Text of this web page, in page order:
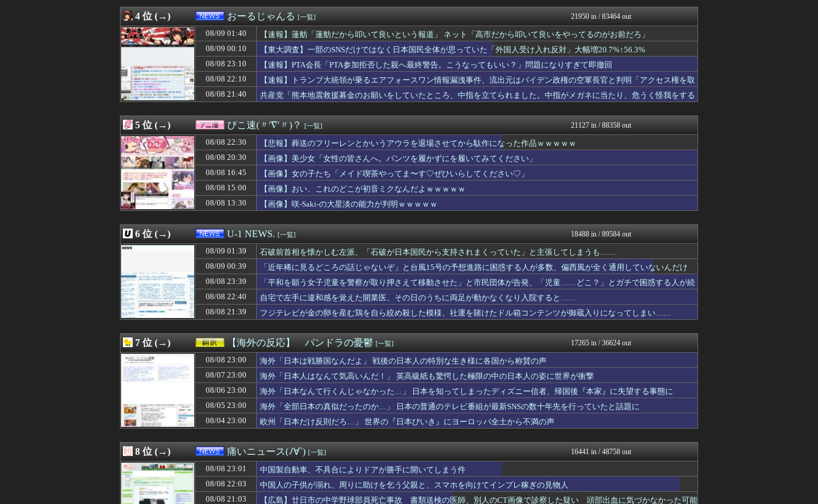
08/09 00:56
33歳の童顔ロリっ子グラドル、ドスケベDVDで限界ギリギリ露出wwwwww辰巳...
もきゅ速(*´ω`*)人(...
08/09 00:56
【朗報】天才、三井寺 眞…国際移籍はFIFA規定で出来ないから高校卒業したらド...
【サッカー まとめ】サカラ...
08/09 00:55
角栓ニュルッ、歯茎グラグラ… 「気持ち悪いネット広告」への苦情が急増 [8/...
国難にあってもの申す！！
08/09 00:50
【画像】渋谷に古き良きギャル、現るｗｗｗｗｗｗｗｗｗｗｗｗ 【Pickup08...
アルファルファモザイク＠ネ...
俺「あなたの幸せを壊してしまい申し訳ない」 間男の婚約者「私は結婚する前でした...
オーバージョイド！
08/09 00:50
【画像】感電gif特集！見てるだけでビリビリくるやつｗｗｗｗ
GOSSIP速報
08/09 00:49
【九州名物】鶏刺し食べた医師、全身麻痺へ…「死んだほうが良かったと思っていた」
働くモノニュース : 人生...
08/09 00:48
佐々木朗希が巨大グローブで見せた好フィールディングにMLBファン騒然！←「目を...
海外の反応スポーツ
08/09 00:46
広島東洋カープ、暴力団に対する声明を発表
なんJ PRIDE
08/09 00:45
【悲報】女審判さん、甲子園で盛大にやらかす
もみあげチャ～シュ～
08/09 00:45
【悲報】トリコの新作グッズ、小松の顔が別人になってしまうｗｗｗｗ
わんこーる速報！
08/09 00:42
【画像】NHK浅田春奈アナの巨乳が垂れ始めてしまう
アナ速‐女子アナ画像速報
08/09 00:40
【画像】爆乳女さん、乳を出さないと息苦しいｗｗｗwｗｗｗｗｗｗｗｗ❤
なんJミュージアム
08/09 00:39
【ホロライブ】メイドインアビスまじか、カリオペすげえな
ホロ速
08/09 00:39
派遣の新人おっさん2人組をクビにしてええんか？
08/09 00:39
「近年稀に見るどころの話じゃないぞ」と台風15号の予想進路に困惑する人が多数、...
08/09 00:36
『グロウアップショウ ～ひまわりのサーカス団～』6話感想 本当のサーカスとは…
ああ言えばForYou
08/09 00:35
中居正広、熊本に多額の寄付していた。知人「誰にも知られなくてもいい、と公表して...
08/09 00:35
「FF10の名シーン」←思い浮かべたもの
08/09 00:34
【悲報】逃げ上手の若君、2期放映中なのに全く話題にならない
おたくみくす 声優まとめ
08/09 00:34
美味しいプロテインって結局どれなの？
筋肉速報
【ｼｺ画像】エ口いパンツを履いたOLさん、露出してフェロモンを垂れ流しｗｗｗｗ...
えっ!?またここのサイト?
08/09 00:33
嫁に自動車、バイク、原付、電車、バスの利用を禁止され15年物のママチャリで毎日...
はーとログ
08/09 00:32
【ガンダムＷ】あのメンツのなかでは比較的常識のあるほうなのがデュオだよね
ガンダムブログ（情報戦仕様...
08/09 00:32
【悲報】ワイがデブでも、ジムに行って筋肉痛にならない
08/09 00:31
【訃報】Xの青バッジ、新制度で7割が収益化停止ｗｗｗ
なんJ PRIDE
08/09 00:31
韓国人「数日間、日本で家を留守にしていたら起きることがこちら・・・」
コリアル
08/09 00:30
【FE風花雪月】エガちゃんから没収すべきものといえば？
ルフレch. - ファイア...
08/09 00:30
【悲報】靖国神社、コスプレ軍装を禁止へ
08/09 00:30
左ハンドル車のデメリット、意外と少ない
08/09 00:30
【にじ甲2026】葛葉に対強打者がついてるのはこのバグのせいやな
Vtuberまとめるよ～ん
08/09 00:30
◆Ｊ１◆1節 柏×水戸 水戸内野のGで一矢も垣田と小泉のゴールで柏が白星発進！
WorldFootball...
【朗報】小4女子、指用革命絆創膏を発明し世界大会で受賞ｗｗｗ
GOSSIP速報
08/09 00:30
【共産党】募金中に中指がメガネに当たった？物理的に不可能と大爆笑
モッコスヌ〜ン
08/09 00:29
【まどマギ】廻天もなんかいよいよって感じしてきたなー
まどドラまとめ速報 魔法少...
08/09 00:29
【募】カナン様はあくまでチョロいでエッチしたいキャラ【画像】
08/09 00:27
………………コスプレ治療❤
ニュー速VIPブログ(`･...
08/09 00:26
【JT杯】斎藤慎太郎八段が伊藤匠二冠に勝利し準決勝進出 伊藤匠二冠はJT杯出場...
08/09 00:25
【画像】120キロ男性「彼女作るために全力で痩せてムキムキマッチョになるぞ！」...
08/09 00:25
【驚愕】風俗嬢「あと30分だ…もう1回する？」ワイ「あ、いいっす」wwww
バズッター速報
08/09 00:24
逃げ上手の若君 第16話 感想：絶体絶命の若様のピンチに駆けつける信濃仮面！
アニメつぶやき速報‼︎
08/09 00:24
パさん「石破さんは世界でも珍しい、国民による石破辞めるなデモが自然発生した総理...
まとめたニュース
4 位 (→) おーるじゃんる [一覧] 21950 in / 83464 out
08/09 01:40
【速報】蓮舫「蓮舫だから叩いて良いという報道」 ネット「高市だから叩いて良いをやってるのがお前だろ」
08/09 00:10
【東大調査】一部のSNSだけではなく日本国民全体が思っていた「外国人受け入れ反対」大幅増20.7%↑56.3%
08/08 23:10
【速報】PTA会長「PTA参加拒否した親へ最終警告。こうなってもいい？」問題になりすぎて即撤回
08/08 22:10
【速報】トランプ大統領が乗るエアフォースワン情報漏洩事件、流出元はバイデン政権の空軍長官と判明「アクセス権を取
り消す」
08/08 21:40
共産党「熊本地震救援募金のお願いをしていたところ、中指を立てられました。中指がメガネに当たり、危うく怪我をする
5 位 (→) ぴこ速(〃'∇'〃)？ [一覧] 21127 in / 88358 out
08/08 22:30
【悲報】葬送のフリーレンとかいうアウラを退場させてから駄作になった作品ｗｗｗｗｗ
08/08 20:30
【画像】美少女「女性の皆さんへ。パンツを履かずにを履いてみてください」
08/08 16:45
【画像】女の子たち「メイド喫茶やってま〜す♡ぜひいらしてください♡」
08/08 15:00
【画像】おい、これのどこが初音ミクなんだよｗｗｗｗｗ
08/08 13:30
【画像】咲-Saki-の大星淡の能力が判明ｗｗｗｗｗ
6 位 (→) U-1 NEWS. [一覧] 18488 in / 89584 out
08/09 01:39
石破前首相を懐かしむ左派、「石破が日本国民から支持されまくっていた」と主張してしまうも……
08/09 00:39
「近年稀に見るどころの話じゃないぞ」と台風15号の予想進路に困惑する人が多数、偏西風が全く通用していないんだけ
ど……
08/08 23:39
「平和を願う女子児童を警察が取り押さえて移動させた」と市民団体が告発、「児童……どこ？」とガチで困惑する人が続
出
08/08 22:40
自宅で左手に違和感を覚えた開業医、その日のうちに両足が動かなくなり入院すると……
08/08 21:39
フジテレビが金の卵を産む鶏を自ら絞め殺した模様、社運を賭けたドル箱コンテンツが御蔵入りになってしまい……
7 位 (→) 【海外の反応】 パンドラの憂鬱 [一覧] 17265 in / 36624 out
08/08 23:00
海外「日本は戦勝国なんだよ」 戦後の日本人の特別な生き様に各国から称賛の声
08/07 23:00
海外「日本人はなんて気高いんだ！」 英高級紙も驚愕した極限の中の日本人の姿に世界が衝撃
08/06 23:00
海外「日本なんて行くんじゃなかった…」 日本を知ってしまったディズニー信者、帰国後『本家』に失望する事態に
08/05 23:00
海外「全部日本の真似だったのか…」 日本の普通のテレビ番組が最新SNSの数十年先を行っていたと話題に
08/04 23:00
欧州「日本だけ反則だろ…」 世界の『日本びいき』にヨーロッパ全土から不満の声
8 位 (→) 痛いニュース(ﾉ∀`) [一覧] 16441 in / 48758 out
08/08 23:01
中国製自動車、不具合によりドアが勝手に開いてしまう件
08/08 22:03
中国人の子供が溺れ、周りに助けを乞う父親と、スマホを向けてインプレ稼ぎの見物人
08/08 21:03
【広島】廿日市の中学野球部員死亡事故 書類送検の医師、別人のCT画像で診察した疑い 頭部出血に気づかなかった可能